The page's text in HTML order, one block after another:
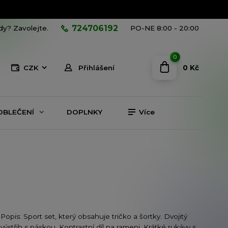
CZK Přihlášení
Zavolejte. 724706192 PO-NE 8:00 - 20:00
0
0 Kč
DOPLNKY Více
Popis: Sport set, který obsahuje tričko a šortky. Dvojitý